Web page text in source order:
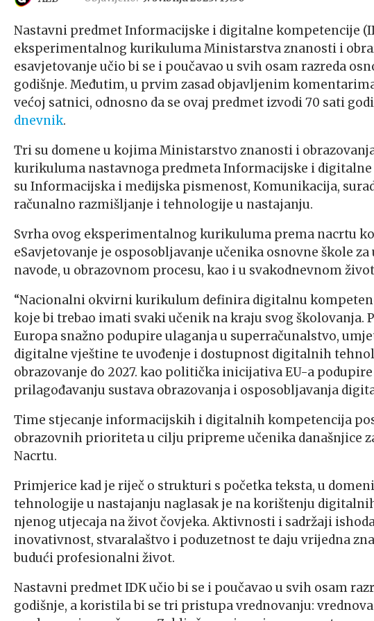
Nastavni predmet Informacijske i digitalne kompetencije
eksperimentalnog kurikuluma Ministarstva znanosti i
esavjetovanje učio bi se i poučavao u svih osam razreda
godišnje. Međutim, u prvim zasad objavljenim
većoj satnici, odnosno da se ovaj predmet izvodi 70 sati
dnevnik.
Tri su domene u kojima Ministarstvo znanosti i
kurikuluma nastavnoga predmeta Informacijske i
su Informacijska i medijska pismenost, Komunikacija,
računalno razmišljanje i tehnologije u nastajanju.
Svrha ovog eksperimentalnog kurikuluma prema nacrtu
eSavjetovanje je osposobljavanje učenika osnovne škole
navode, u obrazovnom procesu, kao i u svakodnevnom
“Nacionalni okvirni kurikulum definira digitalnu
koje bi trebao imati svaki učenik na kraju svog školovanja.
Europa snažno podupire ulaganja u superračunalstvo,
digitalne vještine te uvođenje i dostupnost digitalnih
obrazovanje do 2027. kao politička inicijativa EU-a
prilagođavanju sustava obrazovanja i osposobljavanja
Time stjecanje informacijskih i digitalnih kompetencija
obrazovnih prioriteta u cilju pripreme učenika današnjice
Nacrtu.
Primjerice kad je riječ o strukturi s početka teksta, u
tehnologije u nastajanju naglasak je na korištenju
njenog utjecaja na život čovjeka. Aktivnosti i sadržaji
inovativnost, stvaralaštvo i poduzetnost te daju vrijedna
budući profesionalni život.
Nastavni predmet IDK učio bi se i poučavao u svih osam
godišnje, a koristila bi se tri pristupa vrednovanju: